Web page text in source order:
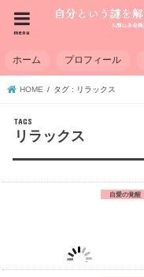
menu
ホーム プロフィール
HOME タグ : リラックス
リラックス
自愛の覚醒